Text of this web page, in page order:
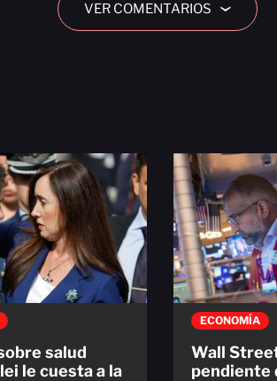
VER COMENTARIOS ›
salud
le cuesta a la
ECONOMÍA
Wall
pendiente